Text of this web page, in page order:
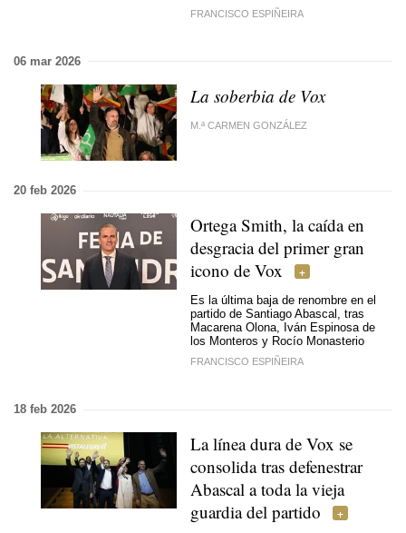
FRANCISCO ESPIÑEIRA
06 mar 2026
La soberbia de Vox
M.ª CARMEN GONZÁLEZ
20 feb 2026
Ortega Smith, la caída en
desgracia del primer gran
icono de Vox
Es la última baja de renombre en el
partido de Santiago Abascal, tras
Macarena Olona, Iván Espinosa de
los Monteros y Rocío Monasterio
FRANCISCO ESPIÑEIRA
18 feb 2026
La línea dura de Vox se
consolida tras defenestrar
Abascal a toda la vieja
guardia del partido